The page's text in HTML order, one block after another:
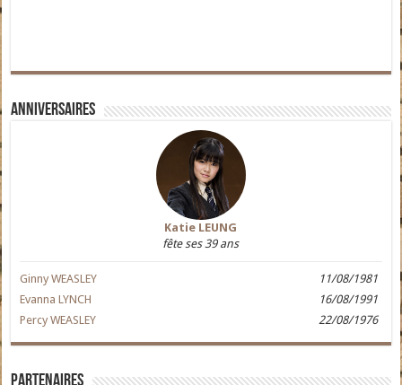
Anniversaires
Katie LEUNG
fête ses 39 ans
Ginny WEASLEY
11/08/1981
Evanna LYNCH
16/08/1991
Percy WEASLEY
22/08/1976